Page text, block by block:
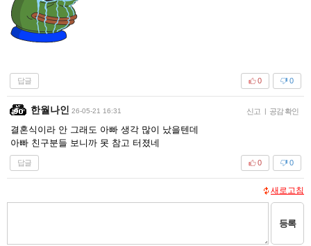
답글 0
0
한월나인 26-05-21 16:31 신고 | 공감 확인
결혼식이라 안 그래도 아빠 생각 많이 났을텐데
아빠 친구분들 보니까 못 참고 터졌네
답글 0
0
새로고침
등록